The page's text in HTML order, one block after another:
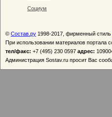
Социум
© Состав.ру 1998-2017, фирменный стиль
При использовании материалов портала
тел/факс: +7 (495) 230 0597 адрес:
Администрация Sostav.ru просит Вас